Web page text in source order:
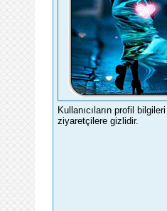
Kullanıcıların profil bilgileri
ziyaretçilere gizlidir.